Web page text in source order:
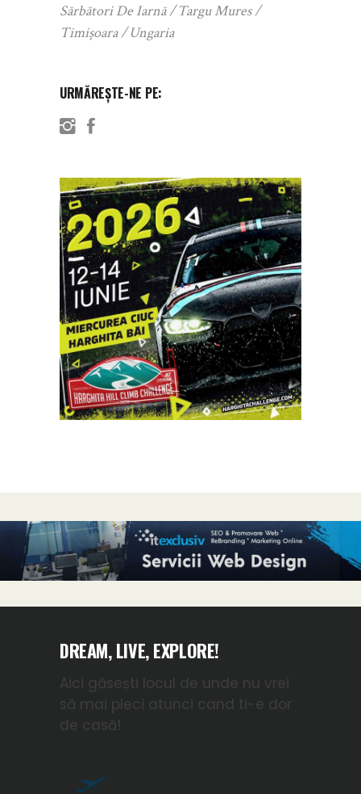
Sărbători De Iarnă
Targu Mures
Timișoara
Ungaria
URMĂREȘTE-NE PE:
DREAM, LIVE, EXPLORE!
Aici găsești locul de unde nu vrei
să mai pleci atunci cand ti-e dor
de casă!